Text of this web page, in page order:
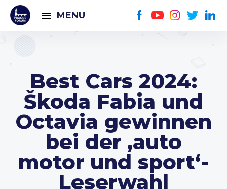
MENU
Best Cars 2024:
Škoda Fabia und
Octavia gewinnen
bei der ‚auto
motor und sport‘-
Leserwahl